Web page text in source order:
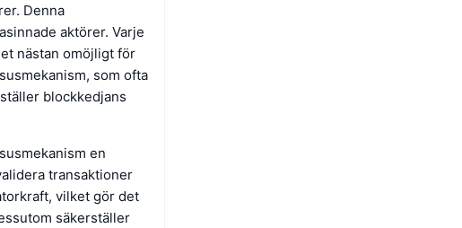
Denna
aktörer. Varje
nästan omöjligt för
som ofta
blockkedjans
en
transaktioner
vilket gör det
säkerställer